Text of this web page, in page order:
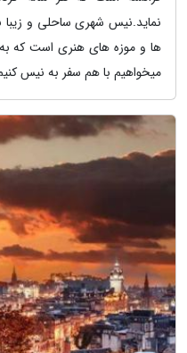
نماید.نیس شهری ساحلی و زیبا
ها و موزه های هنری است که
میخواهیم با هم سفر به نیس